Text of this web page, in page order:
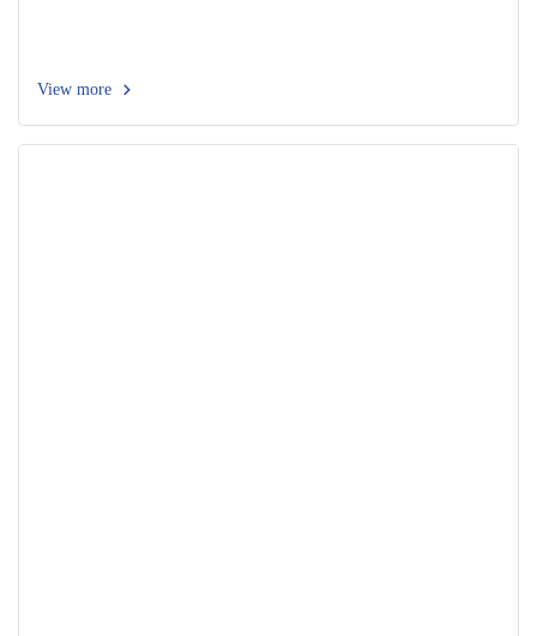
View more